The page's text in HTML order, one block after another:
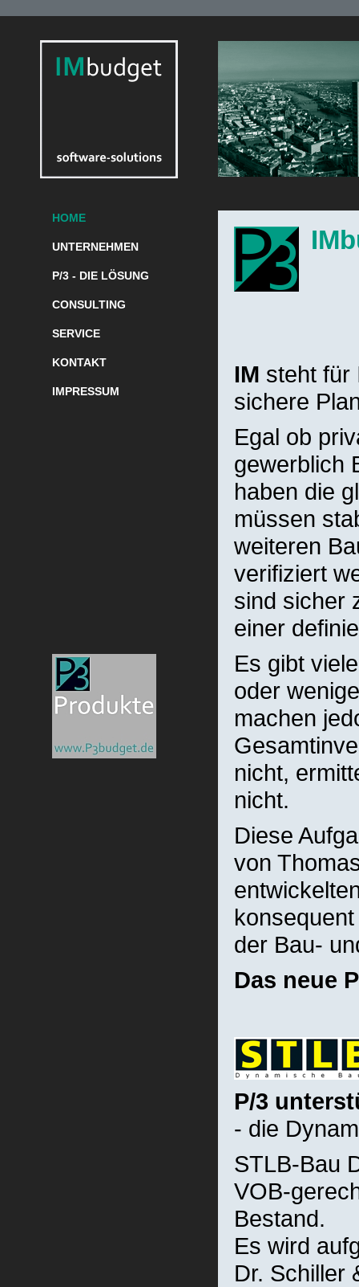
HOME
UNTERNEHMEN
P/3 - DIE LÖSUNG
CONSULTING
SERVICE
KONTAKT
IMPRESSUM
IM
IM steht für
sichere
Egal ob
gewerblich
haben die
müssen
weiteren
verifiziert
sind sicher
einer
Es gibt
oder
machen
nicht,
nicht.
Diese
von
der Bau-
Das neue
P/3
- die
STLB-Bau
VOB-
Bestand.
Es wird
Dr. Schiller